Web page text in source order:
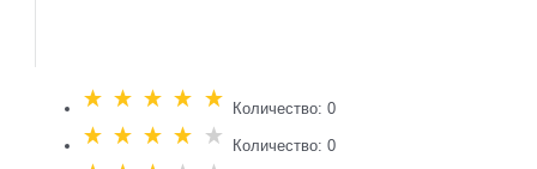
Количество: 0
Количество: 0